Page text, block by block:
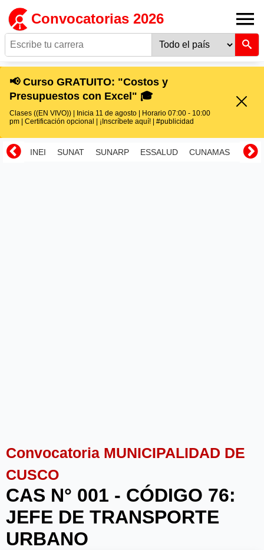
Convocatorias 2026
📢 Curso GRATUITO: "Costos y
Presupuestos con Excel" 🎓
Clases ((EN VIVO)) | Inicia 11 de agosto | Horario 07:00 - 10:00
pm | Certificación opcional | ¡Inscríbete aquí! | #publicidad
INEI SUNAT SUNARP ESSALUD CUNAMAS
Convocatoria MUNICIPALIDAD DE
CUSCO
CAS N° 001 - CÓDIGO 76:
JEFE DE TRANSPORTE
URBANO